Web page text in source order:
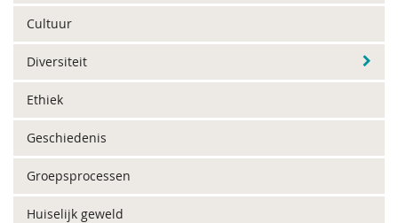
Cultuur
Diversiteit
Ethiek
Geschiedenis
Groepsprocessen
Huiselijk geweld